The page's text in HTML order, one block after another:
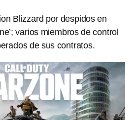
Blizzard por despidos en
varios miembros de control
de sus contratos.